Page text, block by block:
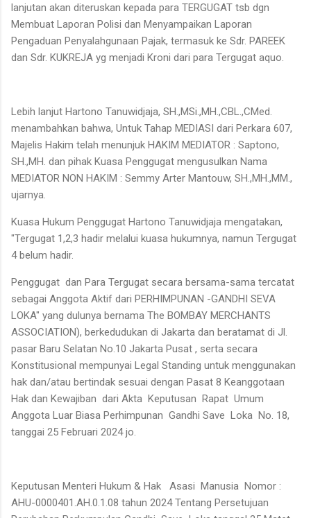
lanjutan akan diteruskan kepada para TERGUGAT tsb dgn
Membuat Laporan Polisi dan Menyampaikan Laporan
Pengaduan Penyalahgunaan Pajak, termasuk ke Sdr. PAREEK
dan Sdr. KUKREJA yg menjadi Kroni dari para Tergugat aquo.
Lebih lanjut Hartono Tanuwidjaja, SH.,MSi.,MH.,CBL.,CMed.
menambahkan bahwa, Untuk Tahap MEDIASI dari Perkara 607,
Majelis Hakim telah menunjuk HAKIM MEDIATOR : Saptono,
SH.,MH. dan pihak Kuasa Penggugat mengusulkan Nama
MEDIATOR NON HAKIM : Semmy Arter Mantouw, SH.,MH.,MM.,
ujarnya.
Kuasa Hukum Penggugat Hartono Tanuwidjaja mengatakan,
"Tergugat 1,2,3 hadir melalui kuasa hukumnya, namun Tergugat
4 belum hadir.
Penggugat dan Para Tergugat secara bersama-sama tercatat
sebagai Anggota Aktif dari PERHIMPUNAN -GANDHI SEVA
LOKA" yang dulunya bernama The BOMBAY MERCHANTS
ASSOCIATION), berkedudukan di Jakarta dan beratamat di Jl.
pasar Baru Selatan No.10 Jakarta Pusat , serta secara
Konstitusional mempunyai Legal Standing untuk menggunakan
hak dan/atau bertindak sesuai dengan Pasat 8 Keanggotaan
Hak dan Kewajiban dari Akta Keputusan Rapat Umum
Anggota Luar Biasa Perhimpunan Gandhi Save Loka No. 18,
tanggai 25 Februari 2024 jo.
Keputusan Menteri Hukum & Hak Asasi Manusia Nomor :
AHU-0000401.AH.0.1.08 tahun 2024 Tentang Persetujuan